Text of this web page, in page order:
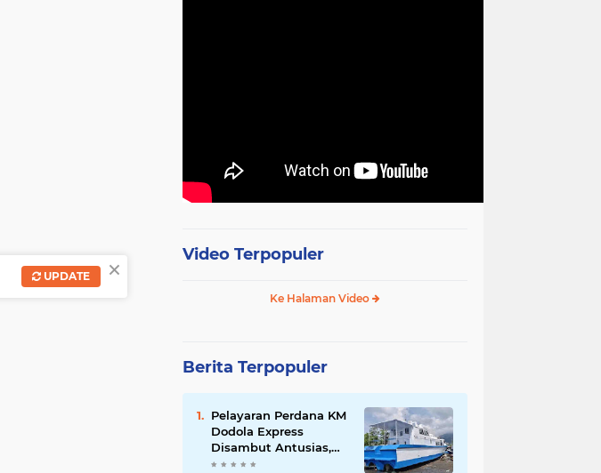
Video Terpopuler
Ke Halaman Video
Berita Terpopuler
Pelayaran Perdana KM
Dodola Express
Disambut Antusias,
Baling-Baling Segera
×
UPDATE